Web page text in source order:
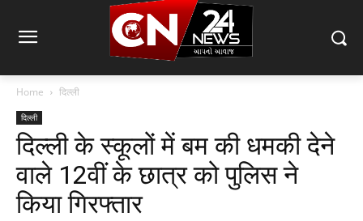
Home दिल्ली
दिल्ली
दिल्ली के स्कूलों में बम की धमकी देने
वाले 12वीं के छात्र को पुलिस ने
किया गिरफ्तार